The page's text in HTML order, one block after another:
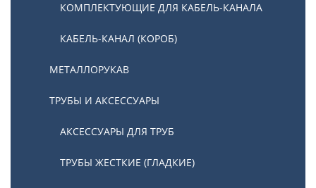
КОМПЛЕКТУЮЩИЕ ДЛЯ КАБЕЛЬ-КАНАЛА
КАБЕЛЬ-КАНАЛ (КОРОБ)
МЕТАЛЛОРУКАВ
ТРУБЫ И АКСЕССУАРЫ
АКСЕССУАРЫ ДЛЯ ТРУБ
ТРУБЫ ЖЕСТКИЕ (ГЛАДКИЕ)